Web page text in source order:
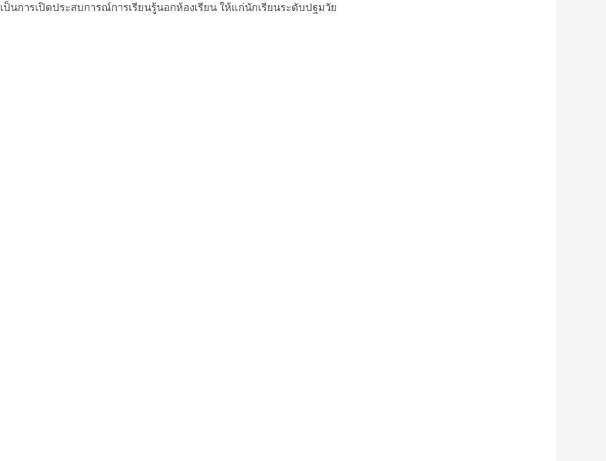
เป็นการเปิดประสบการณ์การเรียนรู้นอกห้องเรียน ให้แก่นักเรียนระดับปฐมวัย